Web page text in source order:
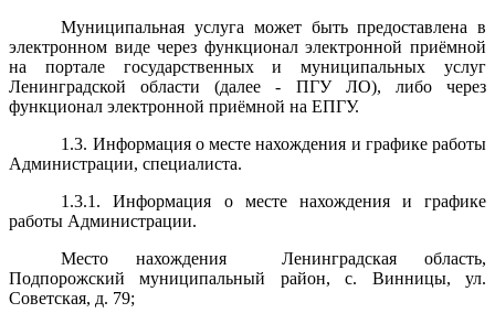
Муниципальная услуга может быть предоставлена в
электронном виде через функционал электронной приёмной
на портале государственных и муниципальных услуг
Ленинградской области (далее - ПГУ ЛО), либо через
функционал электронной приёмной на ЕПГУ.
1.3. Информация о месте нахождения и графике работы
Администрации, специалиста.
1.3.1. Информация о месте нахождения и графике
работы Администрации.
Место нахождения Ленинградская область,
Подпорожский муниципальный район, с. Винницы, ул.
Советская, д. 79;